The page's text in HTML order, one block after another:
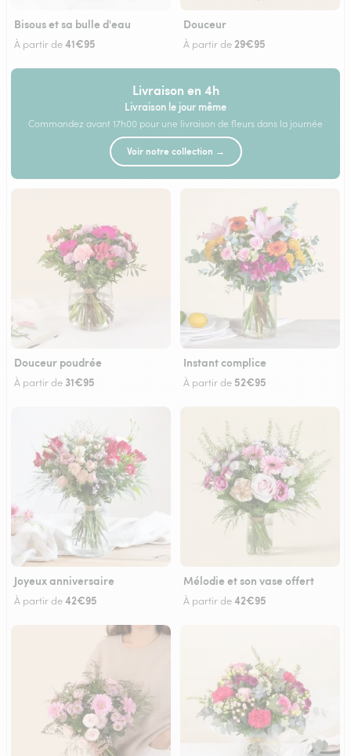
Bisous et sa bulle d'eau
À partir de41€95
Douceur
À partir de 29€95
Livraison en 4h
Livraison le jour même
Commandez avant 17h00 pour une livraison de fleurs dans la journée
Voir notre collection →
Douceur poudrée
À partir de 31€95
Instant complice
À partir de 52€95
Joyeux anniversaire
À partir de42€95
Mélodie et son vase offert
À partir de42€95